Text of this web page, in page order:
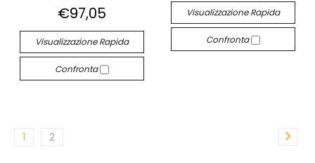
€97,05
Visualizzazione Rapida
Confronta
Visualizzazione Rapida
Confronta
1 2